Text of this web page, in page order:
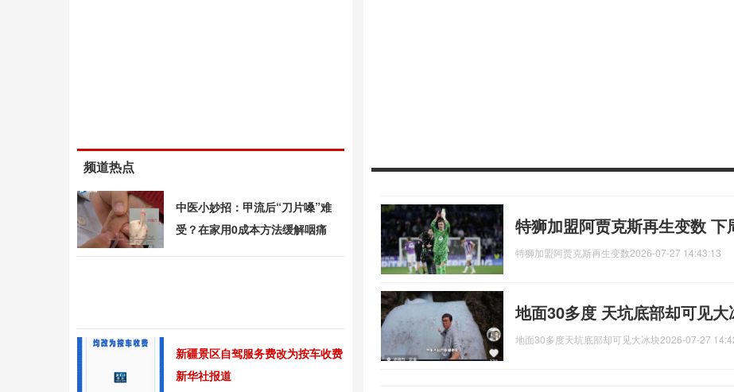
特狮加盟阿贾克斯再生变数 下
特狮加盟阿贾克斯再生变数2026-07-27 14:43:13
地面30多度 天坑底部却可见
地面30多度天坑底部却可见大冰块2026-07-27
频道热点
中医小妙招：甲流后“刀片嗓”难
受？在家用0成本方法缓解咽痛
新疆景区自驾服务费改为按车收费
新华社报道